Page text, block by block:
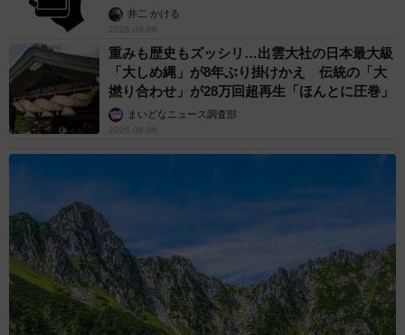
提」の対策
井二 かける
2026.08.06
重みも歴史もズッシリ…出雲大社の日本最大級
「大しめ縄」が8年ぶり掛けかえ 伝統の「大
撚り合わせ」が28万回超再生「ほんとに圧巻」
まいどなニュース調査部
2026.08.06